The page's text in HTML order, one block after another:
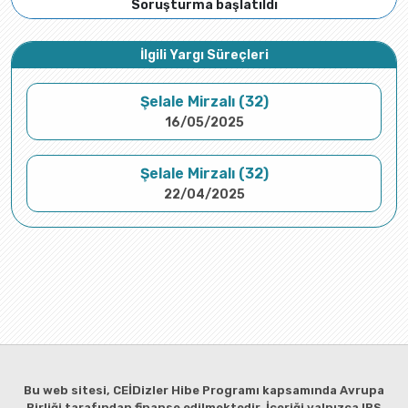
Soruşturma başlatıldı
İlgili Yargı Süreçleri
Şelale Mirzalı (32)
16/05/2025
Şelale Mirzalı (32)
22/04/2025
Bu web sitesi, CEİDizler Hibe Programı kapsamında Avrupa